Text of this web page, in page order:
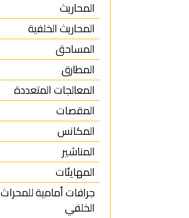
المحاريث
المحاريث الخلفية
المساحق
المطارق
المعالجات المتعددة
المقصات
المكانس
المناشير
المهايئات
جرافات أمامية للمحراث
الخلفي